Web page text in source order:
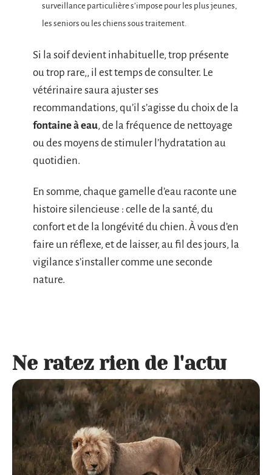
surveillance particulière s’impose pour les plus jeunes,
les seniors ou les chiens sous traitement.
Si la soif devient inhabituelle, trop présente
ou trop rare,, il est temps de consulter. Le
vétérinaire saura ajuster ses
recommandations, qu’il s’agisse du choix de la
fontaine à eau, de la fréquence de nettoyage
ou des moyens de stimuler l’hydratation au
quotidien.
En somme, chaque gamelle d’eau raconte une
histoire silencieuse : celle de la santé, du
confort et de la longévité du chien. À vous d’en
faire un réflexe, et de laisser, au fil des jours, la
vigilance s’installer comme une seconde
nature.
Ne ratez rien de l'actu